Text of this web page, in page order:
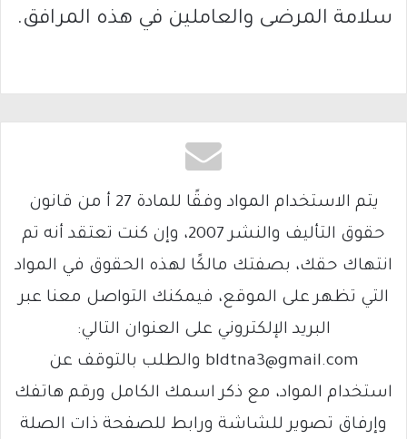
سلامة المرضى والعاملين في هذه المرافق.
يتم الاستخدام المواد وفقًا للمادة 27 أ من قانون
حقوق التأليف والنشر 2007، وإن كنت تعتقد أنه تم
انتهاك حقك، بصفتك مالكًا لهذه الحقوق في المواد
التي تظهر على الموقع، فيمكنك التواصل معنا عبر
البريد الإلكتروني على العنوان التالي:
bldtna3@gmail.com والطلب بالتوقف عن
استخدام المواد، مع ذكر اسمك الكامل ورقم هاتفك
وإرفاق تصوير للشاشة ورابط للصفحة ذات الصلة